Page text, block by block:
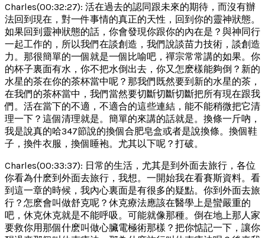
Charles(00:32:27): 活在過去的認同跟未來的期待，而沒有辦
法回到現在，對一件事情的真正的天性，回到你的靈神狀態。
如果回到靈神狀態的話，你會發現你跟你的內在是？與神同行
一起工作的，所以我們在談創造，我們說談苗力技術，談創造
力。那很簡單的一個就是一個比喻吧，禪宗常常講的如果。你
的杯子裏面有水，你不把水倒出去，你又怎麽樣能夠倒？新的
水星的茶在你的茶杯當中呢？那我們既然要到新的水星的茶，
在我們的茶杯當中，我們當然要切斷切斷切斷把所有現在跟我
們。活在當下的不適，不適合的這些連結，能不能稍微把它清
理一下？這個清理就是。簡單的來講的話就是。換條一斤吶，
我是說真的哈347節說的換個合肥皂盒或者是說換條。換個鞋
子，換件衣服，換個睡袍。尤其以下呢？打破。
Charles(00:33:37): 日常的生活，尤其是到外面去旅行，各位
你看為什麽到外面去旅行，我想。一開始我在看賽斯資料。看
到這一章的時候，我內心裏面是有很多的疑點。你到外面去旅
行？怎麽會叫做舒克呢？休克療法應該在醫學上是蠻嚴重的
吧，休克休克就是不能呼吸。可能就像那種。倒在地上那人家
要救你用那個什麽叫做心臟電極術那樣？把你惦記一下，讓你